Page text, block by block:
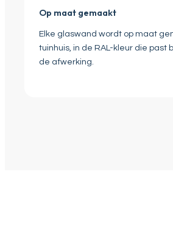
Op maat gemaakt
Elke glaswand wordt op maat
tuinhuis, in de RAL-kleur die past
de afwerking.